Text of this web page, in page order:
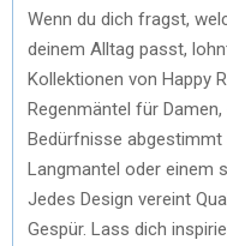
Wenn du dich fragst,
deinem Alltag passt,
Kollektionen von Happy
Regenmäntel für
Bedürfnisse abgestimmt
Langmantel oder einem
Jedes Design vereint
Gespür. Lass dich